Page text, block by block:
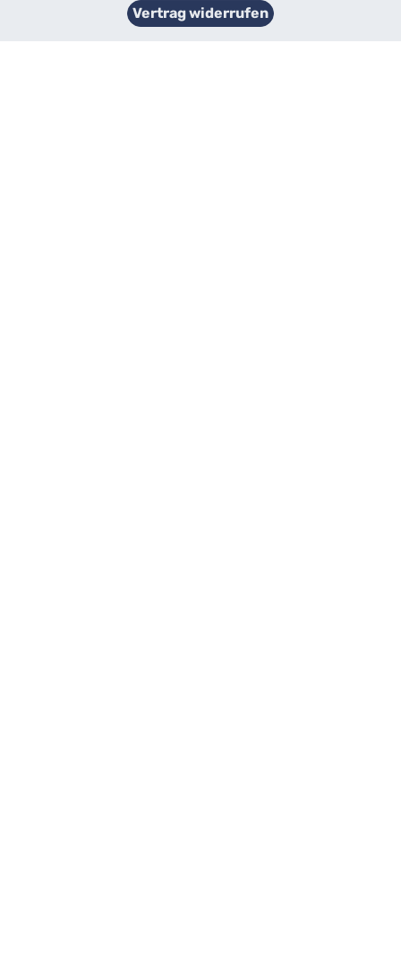
Vertrag widerrufen